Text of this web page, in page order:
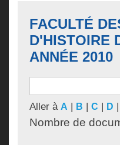
FACULTÉ
D'HISTOIRE
ANNÉE 2010
Aller à A | B | C | D |
Nombre de